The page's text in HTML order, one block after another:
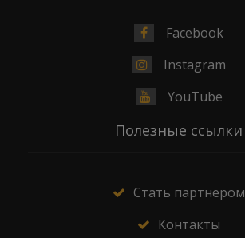
Facebook
Instagram
YouTube
Полезные ссылки
Стать партнером
Контакты